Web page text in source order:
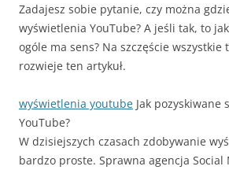
Zadajesz sobie pytanie, czy można
wyświetlenia YouTube? A jeśli tak, to
ogóle ma sens? Na szczęście wszystkie
rozwieje ten artykuł.
wyświetlenia youtube Jak pozyskiwane
YouTube?
W dzisiejszych czasach zdobywanie
bardzo proste. Sprawna agencja Social